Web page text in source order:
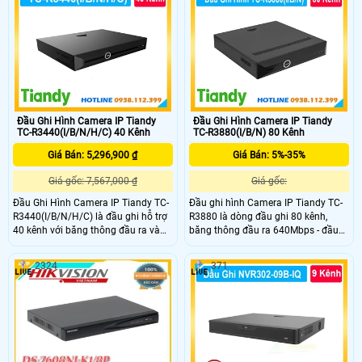
ổn định, lâu dài, cho chất lượng hình
phòng, nhà xưởng, công ty,
ổn định, lâu dài, cho chất lượng hình
ảnh, phù hợp với các dự án vừa và
nhỏ.
Đầu Ghi Hình Camera IP Tiandy
TC-R3440(I/B/N/H/C) 40 Kênh
Giá Bán: 5,296,900 ₫
Giá gốc: 7,567,000 ₫
Đầu Ghi Hình Camera IP Tiandy TC-
R3440(I/B/N/H/C) là đầu ghi hỗ trợ
40 kênh với băng thông đầu ra và
đầu vào 400Mbps khả năng ghi
hình độ phân giải lên đến
16MP.Công nghệ AI thông minh Hỗ
trợ 4 ổ cứng SATA dung lượng đến
10TB và tương thích chuẩn ONVIF .
Đầu Ghi Hình Camera IP Tiandy
TC-R3880(I/B/N) 80 Kênh
Giá Bán: 5%-35%
Giá gốc:
Đầu ghi hình Camera IP Tiandy TC-
R3880 là dòng đầu ghi 80 kênh,
băng thông đầu ra 640Mbps - đầu
vào 320Mbps. Độ phân giải lên đến
16MP. Công nghệ AI thông minh
nhận dạng khuôn mặt. Lưu trữ 8 ổ
cứng SATA dung lượng lên đến
đa 300 thư viện khuôn mặt và tối đa
100000 hình ảnh cơ sở.
2324 371